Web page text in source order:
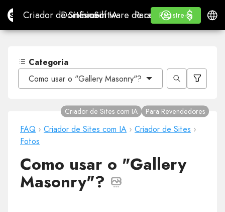
Site.proCriador de Sites com IA
Criador de Sites com IA
Domínios
Domínios
E-mail
E-mailSoftware de contabilidade
Software de contabilidade
Para
Para Revendedores
WHITE LABEL
Aprender
Aprender
Registre-se
Registre-se
Iniciar Sessão
$
$
Categoria
Como usar o "Gallery Masonry"?
FAQ › Criador de Sites com IA › Criador de Sites ›
Fotos
Criador de Sites com IA Para Revendedores
Como usar o "Gallery
Masonry"?